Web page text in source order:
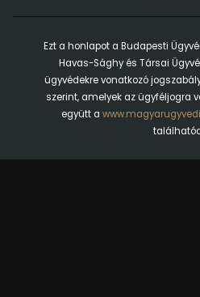
Ezt a honlapot a Budapesti
Havas-Sághy és Társai
ügyvédekre vonatkozó
szerint, amelyek az ügyféljogra
együtt a